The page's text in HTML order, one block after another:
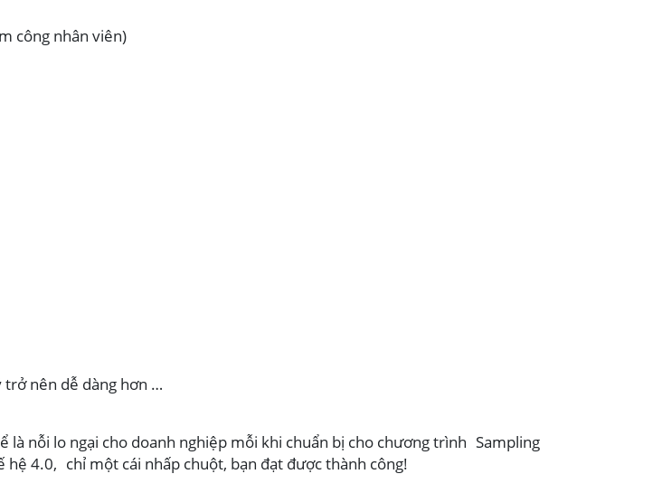
công nhân viên)
trở nên dễ dàng hơn …
nỗi lo ngại cho doanh nghiệp mỗi khi chuẩn bị cho chương trình Sampling
hệ 4.0, chỉ một cái nhấp chuột, bạn đạt được thành công!